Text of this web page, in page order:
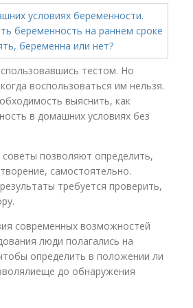
тестом. Но
воспользоваться им нельзя.
выяснить, как
в домашних условиях без
позволяют определить,
самостоятельно.
требуется проверить,
современных возможностей
люди полагались на
определить в положении ли
до обнаружения